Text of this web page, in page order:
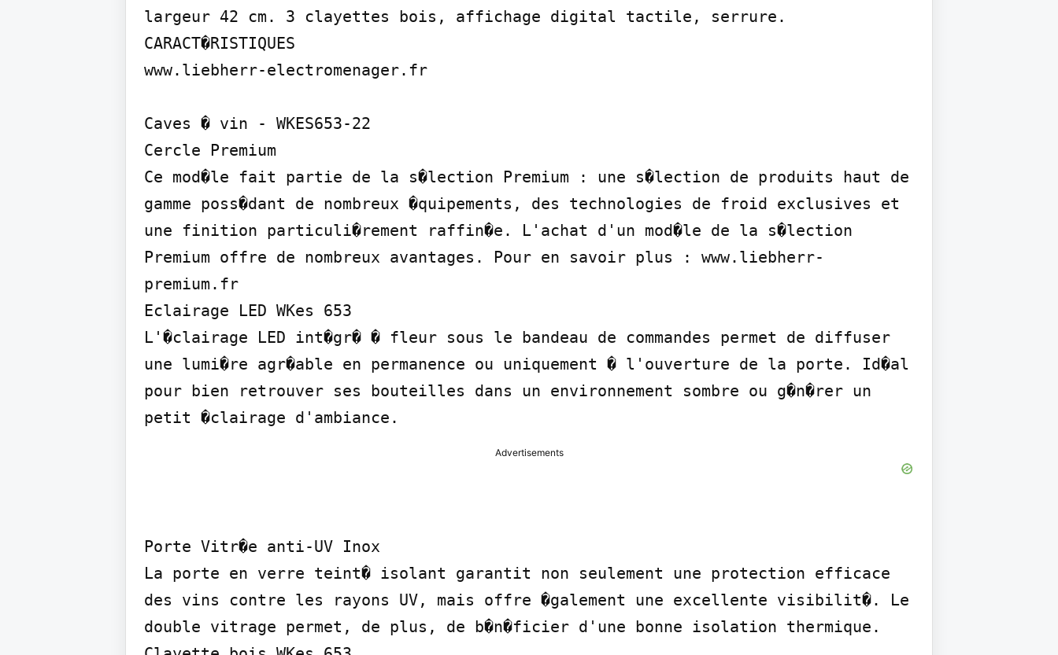
largeur 42 cm. 3 clayettes bois, affichage digital tactile, serrure.
CARACT�RISTIQUES
www.liebherr-electromenager.fr
Caves � vin - WKES653-22
Cercle Premium
Ce mod�le fait partie de la s�lection Premium : une s�lection de produits haut de
gamme poss�dant de nombreux �quipements, des technologies de froid exclusives et
une finition particuli�rement raffin�e. L'achat d'un mod�le de la s�lection
Premium offre de nombreux avantages. Pour en savoir plus : www.liebherr-
premium.fr
Eclairage LED WKes 653
L'�clairage LED int�gr� � fleur sous le bandeau de commandes permet de diffuser
une lumi�re agr�able en permanence ou uniquement � l'ouverture de la porte. Id�al
pour bien retrouver ses bouteilles dans un environnement sombre ou g�n�rer un
petit �clairage d'ambiance.
Advertisements
Porte Vitr�e anti-UV Inox
La porte en verre teint� isolant garantit non seulement une protection efficace
des vins contre les rayons UV, mais offre �galement une excellente visibilit�. Le
double vitrage permet, de plus, de b�n�ficier d'une bonne isolation thermique.